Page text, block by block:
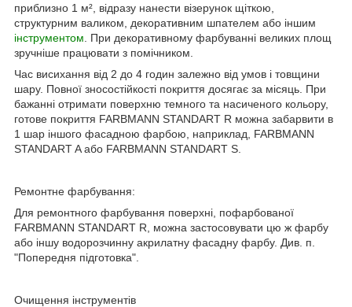
приблизно 1 м², відразу нанести візерунок щіткою,
структурним валиком, декоративним шпателем або іншим
інструментом . При декоративному фарбуванні великих площ
зручніше працювати з помічником.
Час висихання від 2 до 4 годин залежно від умов і товщини
шару. Повної зносостійкості покриття досягає за місяць. При
бажанні отримати поверхню темного та насиченого кольору,
готове покриття FARBMANN STANDART R можна забарвити в
1 шар іншого фасадною фарбою, наприклад, FARBMANN
STANDART A або FARBMANN STANDART S.
Ремонтне фарбування:
Для ремонтного фарбування поверхні, пофарбованої
FARBMANN STANDART R, можна застосовувати цю ж фарбу
або іншу водорозчинну акрилатну фасадну фарбу. Див. п.
"Попередня підготовка".
Очищення інструментів